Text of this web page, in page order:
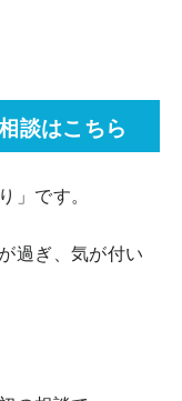
談はこちら
」です。
過ぎ、気が付い